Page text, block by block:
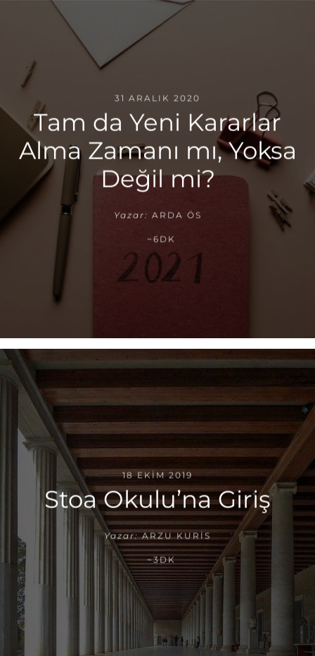
31 ARALIK 2020
Tam da Yeni Kararlar
Alma Zamanı mı, Yoksa
Değil mi?
Yazar: ARDA ÖS
~6DK
18 EKIM 2019
Stoa Okulu’na Giriş
Yazar: ARZU KURIS
~3DK